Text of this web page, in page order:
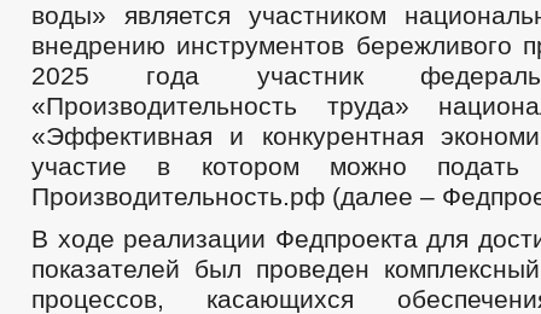
воды» является участником
внедрению инструментов бережливого
2025 года участник
«Производительность труда»
«Эффективная и конкурентная
участие в котором можно подать
Производительность.рф (далее –
В ходе реализации Федпроекта для
показателей был проведен
процессов, касающихся